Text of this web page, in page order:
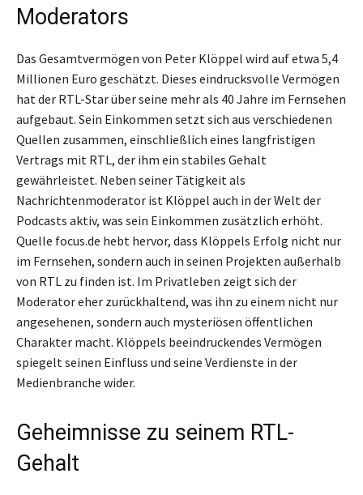
Moderators
Das Gesamtvermögen von Peter Klöppel wird auf etwa 5,4
Millionen Euro geschätzt. Dieses eindrucksvolle Vermögen
hat der RTL-Star über seine mehr als 40 Jahre im Fernsehen
aufgebaut. Sein Einkommen setzt sich aus verschiedenen
Quellen zusammen, einschließlich eines langfristigen
Vertrags mit RTL, der ihm ein stabiles Gehalt
gewährleistet. Neben seiner Tätigkeit als
Nachrichtenmoderator ist Klöppel auch in der Welt der
Podcasts aktiv, was sein Einkommen zusätzlich erhöht.
Quelle focus.de hebt hervor, dass Klöppels Erfolg nicht nur
im Fernsehen, sondern auch in seinen Projekten außerhalb
von RTL zu finden ist. Im Privatleben zeigt sich der
Moderator eher zurückhaltend, was ihn zu einem nicht nur
angesehenen, sondern auch mysteriösen öffentlichen
Charakter macht. Klöppels beeindruckendes Vermögen
spiegelt seinen Einfluss und seine Verdienste in der
Medienbranche wider.
Geheimnisse zu seinem RTL-
Gehalt